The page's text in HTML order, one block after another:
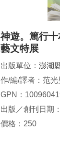
神遊。篤行
藝文特展
出版單位： 澎湖
作/編/譯者：范光
GPN：
出版／創刊日期
價格：250